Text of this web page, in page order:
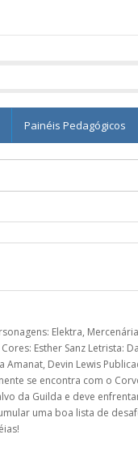
Painéis Pedagógicos
Elektra,
Esther Sanz Letrista:
Devin Lewis
se encontra com o
da Guilda e deve
uma boa lista de